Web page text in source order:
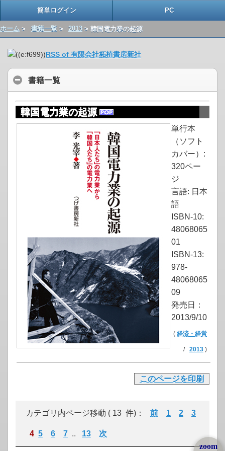
簡単ログイン PC
ホーム > 書籍一覧> 2013 > 韓国電力業の起源
RSS of 有限会社柘植書房新社
書籍一覧
韓国電力業の起源
単行本
（ソフト
カバー）:
320ペー
ジ
言語: 日本
語
ISBN-10:
48068065
01
ISBN-13:
978-
48068065
09
発売日：
2013/9/10
( 経済・経営
/ 2013 )
このページを印刷
カテゴリ内ページ移動 ( 13 件)： 前 1 2 3
4 5 6 7 .. 13
次
zoom